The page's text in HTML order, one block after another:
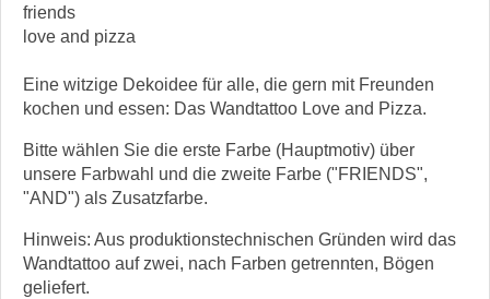
friends
love and pizza
Eine witzige Dekoidee für alle, die gern mit Freunden
kochen und essen: Das Wandtattoo Love and Pizza.
Bitte wählen Sie die erste Farbe (Hauptmotiv) über
unsere Farbwahl und die zweite Farbe ("FRIENDS",
"AND") als Zusatzfarbe.
Hinweis: Aus produktionstechnischen Gründen wird das
Wandtattoo auf zwei, nach Farben getrennten, Bögen
geliefert.